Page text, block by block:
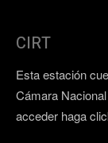
CIRT
Esta estación
Cámara
acceder haga